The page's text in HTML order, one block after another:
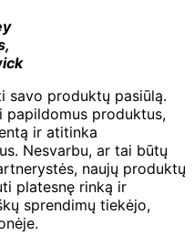
savo produktų pasiūlą.
papildomus produktus,
ir atitinka
Nesvarbu, ar tai būtų
naujų produktų
platesnę rinką ir
sprendimų tiekėjo,